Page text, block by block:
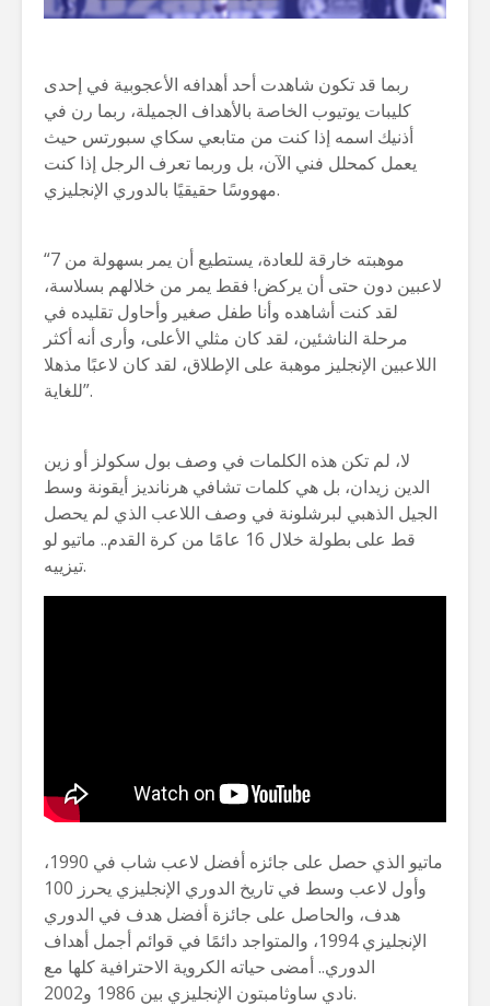
ربما قد تكون شاهدت أحد أهدافه الأعجوبية في إحدى
كليبات يوتيوب الخاصة بالأهداف الجميلة، ربما رن في
أذنيك اسمه إذا كنت من متابعي سكاي سبورتس حيث
يعمل كمحلل فني الآن، بل وربما تعرف الرجل إذا كنت
مهووسًا حقيقيًا بالدوري الإنجليزي.
“موهبته خارقة للعادة، يستطيع أن يمر بسهولة من 7
لاعبين دون حتى أن يركض! فقط يمر من خلالهم بسلاسة،
لقد كنت أشاهده وأنا طفل صغير وأحاول تقليده في
مرحلة الناشئين، لقد كان مثلي الأعلى، وأرى أنه أكثر
اللاعبين الإنجليز موهبة على الإطلاق، لقد كان لاعبًا مذهلا
للغاية”.
لا، لم تكن هذه الكلمات في وصف بول سكولز أو زين
الدين زيدان، بل هي كلمات تشافي هرنانديز أيقونة وسط
الجيل الذهبي لبرشلونة في وصف اللاعب الذي لم يحصل
قط على بطولة خلال 16 عامًا من كرة القدم.. ماتيو لو
تيزييه.
ماتيو الذي حصل على جائزه أفضل لاعب شاب في 1990،
وأول لاعب وسط في تاريخ الدوري الإنجليزي يحرز 100
هدف، والحاصل على جائزة أفضل هدف في الدوري
الإنجليزي 1994، والمتواجد دائمًا في قوائم أجمل أهداف
الدوري.. أمضى حياته الكروية الاحترافية كلها مع
نادي ساوثامبتون الإنجليزي بين 1986 و2002.